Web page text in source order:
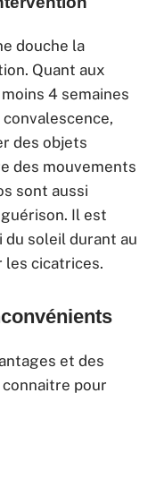
douche la
Quant aux
4 semaines
des objets
des mouvements
sont aussi
Il est
du soleil durant au
les cicatrices.
et des
pour